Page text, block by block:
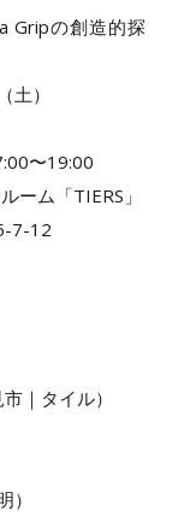
Gripの創造的探
）
〜19:00
ーム「TIERS」
7-12
｜タイル）
）